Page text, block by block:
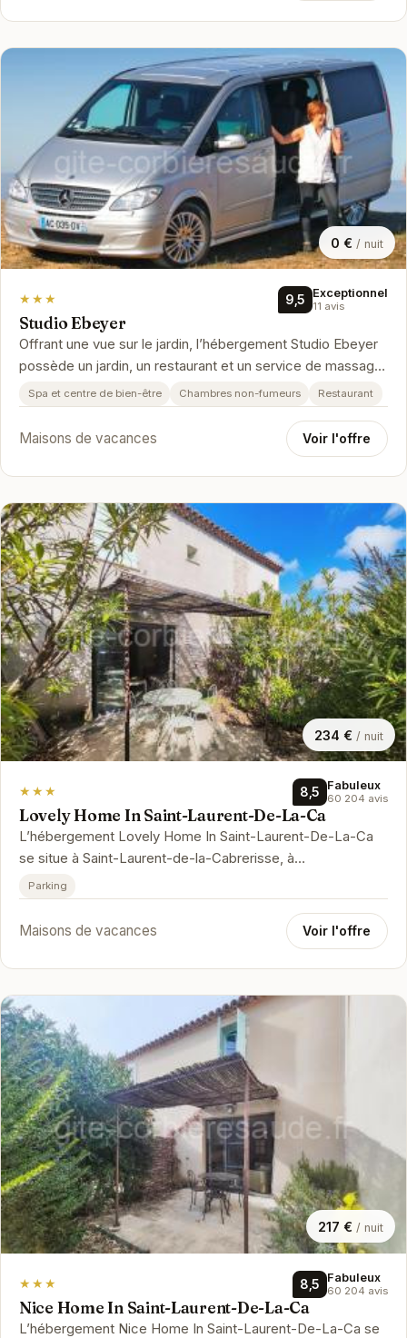
0 € / nuit
★★★ 9,5 Exceptionnel
11 avis
Studio Ebeyer
Offrant une vue sur le jardin, l’hébergement Studio Ebeyer
possède un jardin, un restaurant et un service de massage,
à environ 21…
Spa et centre de bien-être Chambres non-fumeurs Restaurant
Maisons de vacances Voir l'offre
234 € / nuit
★★★ 8,5 Fabuleux
60 204 avis
Lovely Home In Saint-Laurent-De-La-Ca
L’hébergement Lovely Home In Saint-Laurent-De-La-Ca
se situe à Saint-Laurent-de-la-Cabrerisse, à
respectivement 27 km, 28 km et 44…
Parking
Maisons de vacances Voir l'offre
217 € / nuit
★★★ 8,5 Fabuleux
60 204 avis
Nice Home In Saint-Laurent-De-La-Ca
L’hébergement Nice Home In Saint-Laurent-De-La-Ca se